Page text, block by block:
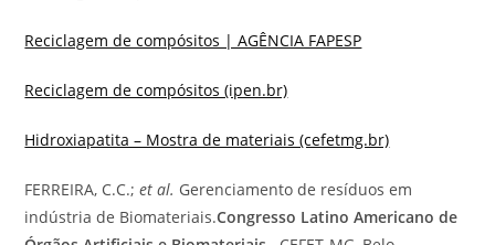
Reciclagem de compósitos | AGÊNCIA FAPESP
Reciclagem de compósitos (ipen.br)
Hidroxiapatita – Mostra de materiais (cefetmg.br)
FERREIRA, C.C.;et al. Gerenciamento de resíduos em
indústria de Biomateriais.Congresso Latino Americano de